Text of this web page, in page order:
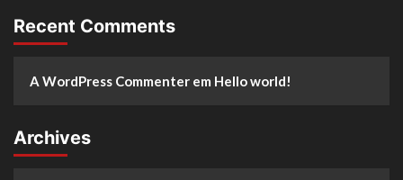
Recent Comments
A WordPress Commenter em Hello world!
Archives